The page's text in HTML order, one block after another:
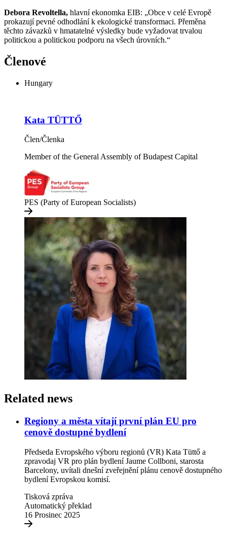
Debora Revoltella, hlavní ekonomka EIB: „Obce v celé Evropě
prokazují pevné odhodlání k ekologické transformaci. Přeměna
těchto závazků v hmatatelné výsledky bude vyžadovat trvalou
politickou a politickou podporu na všech úrovních.“
Členové
Hungary
Kata TÜTTŐ
Člen/Členka
Member of the General Assembly of Budapest Capital
PES (Party of European Socialists)
Related news
Regiony a města vítají první plán EU pro
cenově dostupné bydlení
Předseda Evropského výboru regionů (VR) Kata Tüttő a
zpravodaj VR pro plán bydlení Jaume Collboni, starosta
Barcelony, uvítali dnešní zveřejnění plánu cenově dostupného
bydlení Evropskou komisí.
Tisková zpráva
Automatický překlad
16 Prosinec 2025